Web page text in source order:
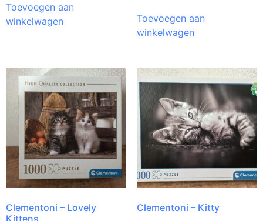
Toevoegen aan
winkelwagen
Toevoegen aan
winkelwagen
Clementoni – Lovely
Kittens
Clementoni – Kitty